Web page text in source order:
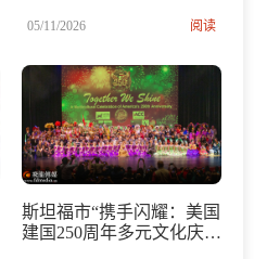
05/11/2026 阅读
斯坦福市“携手闪耀：美国
建国250周年多元文化庆